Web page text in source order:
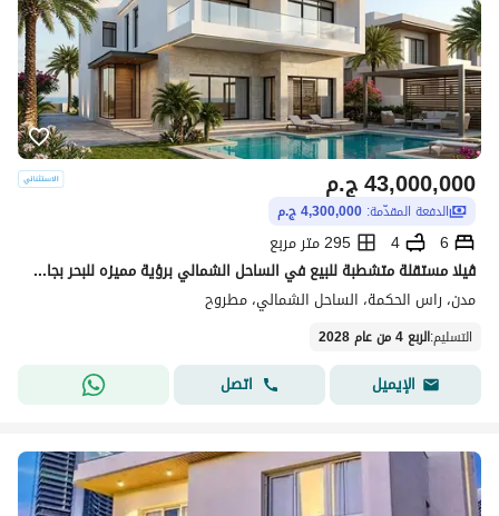
ج.م43,000,000
الدفعة المقدّمة: 4,300,000 ج.م
6
4
295 متر مربع
ڤيلا مستقلة متشطبة للبيع في الساحل الشمالي برؤية مميزه للبحر بجانب قرية Perla و سول رأس الحكمة و ذا وتر واي ودقايق من ساوث ميد TMG و الماظة باى
مدن، راس الحكمة، الساحل الشمالي، مطروح
التسليم:الربع 4 من عام 2028
الإيميل اتصل